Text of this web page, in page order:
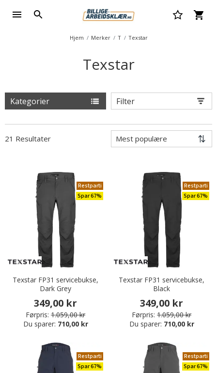
Hjem Merker T Texstar
Texstar
Kategorier Filter
21 Resultater
Restparti
Spar 67%
Texstar FP31 servicebukse,
Dark Grey
349,00 kr
Førpris: 1.059,00 kr
Du sparer: 710,00 kr
Restparti
Spar 67%
Texstar FP31 servicebukse,
Black
349,00 kr
Førpris: 1.059,00 kr
Du sparer: 710,00 kr
Restparti
Spar 67%
Restparti
Spar 67%